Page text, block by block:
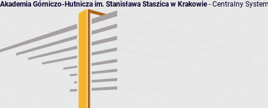
Akademia Górniczo-Hutnicza im. Stanisława Staszica w Krakowie- Centralny